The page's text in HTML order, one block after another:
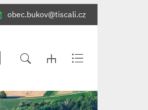
obec.bukov@tiscali.cz